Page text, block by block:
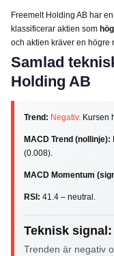
Freemelt Holding AB har
klassificerar aktien som
och aktien kräver en högre
Samlad
Holding AB
Trend: Negativ. Kursen
MACD Trend (nollinje):
(0.008).
MACD Momentum
RSI: 41.4 – neutral.
Teknisk signal:
Trenden är negativ